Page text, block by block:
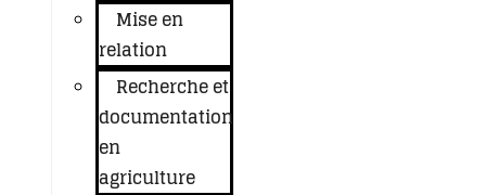
Mise en
relation
Recherche et
documentation
en
agriculture